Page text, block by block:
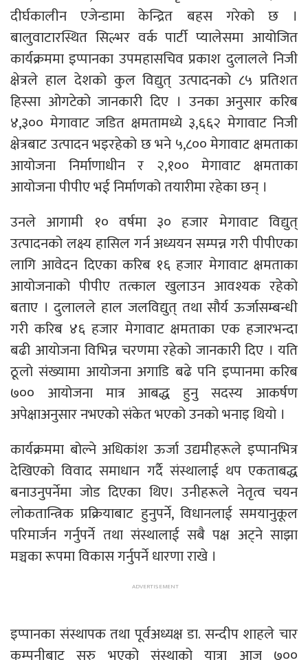
दीर्घकालीन एजेन्डामा केन्द्रित बहस गरेको छ ।
बालुवाटारस्थित सिल्भर वर्क पार्टी प्यालेसमा आयोजित
कार्यक्रममा इप्पानका उपमहासचिव प्रकाश दुलालले निजी
क्षेत्रले हाल देशको कुल विद्युत् उत्पादनको ८५ प्रतिशत
हिस्सा ओगटेको जानकारी दिए । उनका अनुसार करिब
४,३०० मेगावाट जडित क्षमतामध्ये ३,६६२ मेगावाट निजी
क्षेत्रबाट उत्पादन भइरहेको छ भने ५,८०० मेगावाट क्षमताका
आयोजना निर्माणाधीन र २,१०० मेगावाट क्षमताका
आयोजना पीपीए भई निर्माणको तयारीमा रहेका छन् ।
उनले आगामी १० वर्षमा ३० हजार मेगावाट विद्युत्
उत्पादनको लक्ष्य हासिल गर्न अध्ययन सम्पन्न गरी पीपीएका
लागि आवेदन दिएका करिब १६ हजार मेगावाट क्षमताका
आयोजनाको पीपीए तत्काल खुलाउन आवश्यक रहेको
बताए । दुलालले हाल जलविद्युत् तथा सौर्य ऊर्जासम्बन्धी
गरी करिब ४६ हजार मेगावाट क्षमताका एक हजारभन्दा
बढी आयोजना विभिन्न चरणमा रहेको जानकारी दिए । यति
ठूलो संख्यामा आयोजना अगाडि बढे पनि इप्पानमा करिब
७०० आयोजना मात्र आबद्ध हुनु सदस्य आकर्षण
अपेक्षाअनुसार नभएको संकेत भएको उनको भनाइ थियो ।
कार्यक्रममा बोल्ने अधिकांश ऊर्जा उद्यमीहरूले इप्पानभित्र
देखिएको विवाद समाधान गर्दै संस्थालाई थप एकताबद्ध
बनाउनुपर्नेमा जोड दिएका थिए। उनीहरूले नेतृत्व चयन
लोकतान्त्रिक प्रक्रियाबाट हुनुपर्ने, विधानलाई समयानुकूल
परिमार्जन गर्नुपर्ने तथा संस्थालाई सबै पक्ष अट्ने साझा
मञ्चका रूपमा विकास गर्नुपर्ने धारणा राखे ।
इप्पानका संस्थापक तथा पूर्वअध्यक्ष डा. सन्दीप शाहले चार